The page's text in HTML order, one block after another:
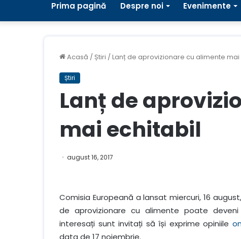
Prima pagină Despre noi Evenimente
Acasă / Știri /Lanț de aprovizionare cu alimente
Știri
Lanț de
mai echitabil
august 16, 2017
Comisia Europeană a lansat miercuri, 16
de aprovizionare cu alimente poate
interesați sunt invitați să își exprime opiniile
data de 17 noiembrie.